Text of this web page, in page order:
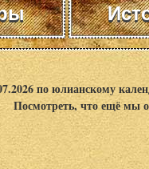
по юлианскому
Посмотреть, что ещё мы